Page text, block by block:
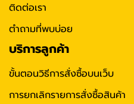
ติดต่อเรา
ตำถามที่พบบ่อย
บริการลูกค้า
ขั้นตอนวิธีการสั่งซื้อบนเว็บ
การยกเลิกรายการสั่งซื้อสินค้า